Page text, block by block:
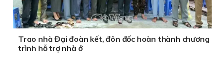
Trao nhà Đại đoàn kết, đôn đốc hoàn thành chương
trình hỗ trợ nhà ở